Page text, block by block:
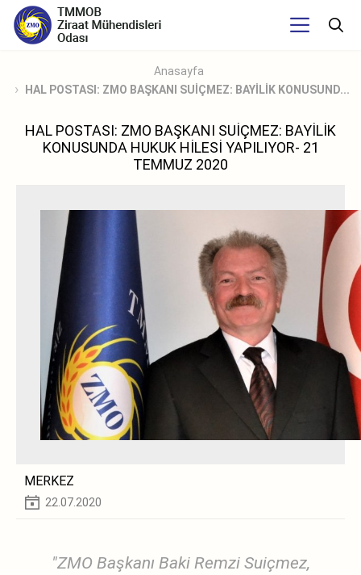
Anasayfa
HAL POSTASI: ZMO BAŞKANI SUİÇMEZ: BAYİLİK KONUSUND...
HAL POSTASI: ZMO BAŞKANI SUİÇMEZ: BAYİLİK
KONUSUNDA HUKUK HİLESİ YAPILIYOR- 21
TEMMUZ 2020
MERKEZ
22.07.2020
"ZMO Başkanı Baki Remzi Suiçmez,